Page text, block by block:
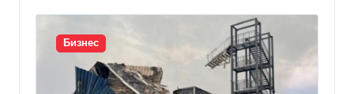
Бизнес